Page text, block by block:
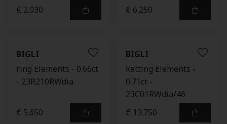
€ 2.030
€ 6.250
BIGLI
ring Elements - 0.66ct
- 23R210RWdia
€ 5.650
BIGLI
ketting Elements -
0.71ct -
23C01RWdia/46
€ 13.750